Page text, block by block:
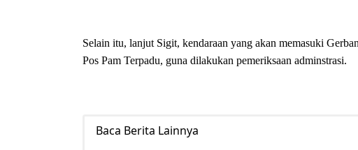
Selain itu, lanjut Sigit, kendaraan yang akan memasuki
Pos Pam Terpadu, guna dilakukan pemeriksaan adminstrasi.
Baca Berita Lainnya